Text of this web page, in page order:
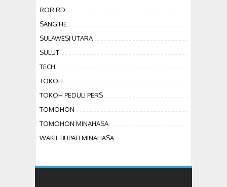
ROR RD
SANGIHE
SULAWESI UTARA
SULUT
TECH
TOKOH
TOKOH PEDULI PERS
TOMOHON
TOMOHON MINAHASA
WAKIL BUPATI MINAHASA